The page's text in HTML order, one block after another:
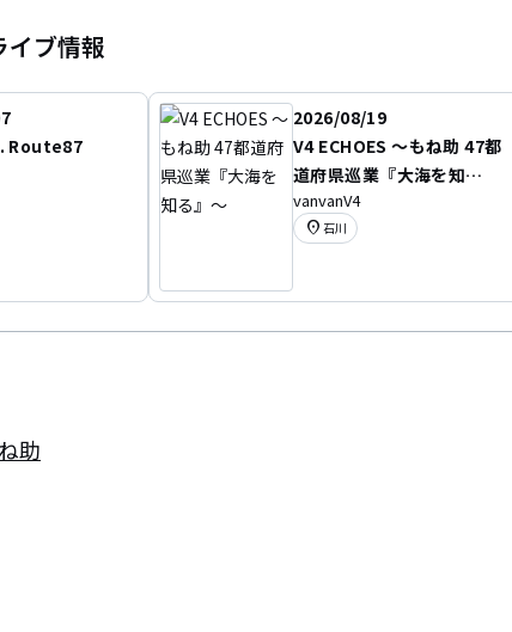
イブ情報
安達花pre. Route87
2026/08/19
V4 ECHOES 〜もね助 47都
道府県巡業『大海を知
る』〜
vanvanV4
location_on 石川
助